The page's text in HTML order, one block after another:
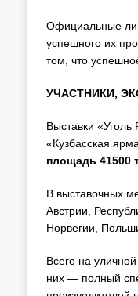
Официальные
успешного их
том, что
УЧАСТНИКИ,
Выставки
«Кузбасская
площадь 41500
В выставочных
Австрии,
Норвегии,
Всего на
них — полный